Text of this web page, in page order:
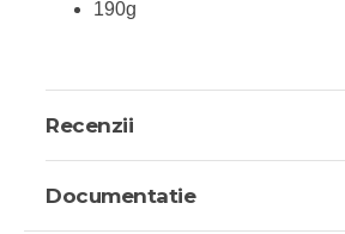
190g
Recenzii
Documentatie